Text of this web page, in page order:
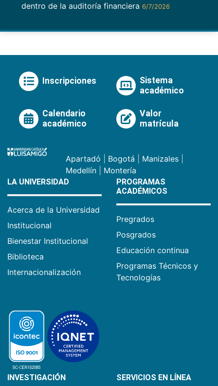
dentro de la auditoría financiera 6/7/2026
Inscripciones
Sistema
académico
Calendario
académico
Valor
matrícula
Apartadó Bogotá Manizales
Medellín
Montería
LA UNIVERSIDAD
Acerca de la Universidad
Institucional
Bienestar Institucional
Biblioteca
Internacionalización
PROGRAMAS
ACADÉMICOS
Pregrados
Posgrados
Educación continua
Programas Técnicos y
Tecnologías
INVESTIGACIÓN SERVICIOS EN LÍNEA